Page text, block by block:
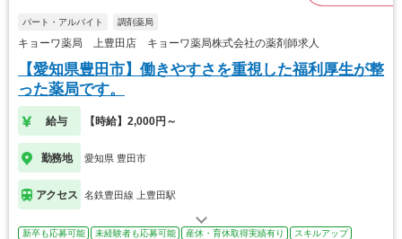
パート・アルバイト 調剤薬局
キョーワ薬局 上豊田店 キョーワ薬局株式会社の薬剤師求人
【愛知県豊田市】働きやすさを重視した福利厚生が整
った薬局です。
給与 【時給】2,000円～
勤務地 愛知県 豊田市
アクセス 名鉄豊田線 上豊田駅
新卒も応募可能 未経験者も応募可能 産休・育休取得実績有り
スキルアップ